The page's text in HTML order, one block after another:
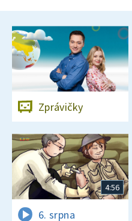
Zprávičky
4:56
6. srpna